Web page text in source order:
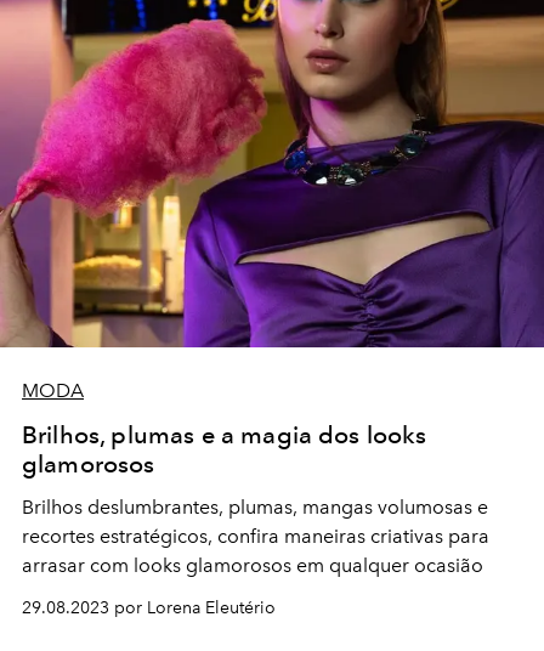
MODA
Brilhos, plumas e a magia dos looks
glamorosos
Brilhos deslumbrantes, plumas, mangas volumosas e
recortes estratégicos, confira maneiras criativas para
arrasar com looks glamorosos em qualquer ocasião
29.08.2023 por Lorena Eleutério